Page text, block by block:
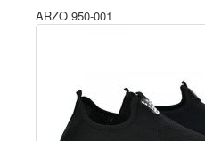
ARZO 950-001